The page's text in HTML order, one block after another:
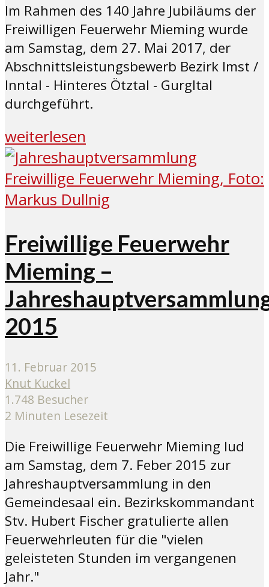
Im Rahmen des 140 Jahre Jubiläums der
Freiwilligen Feuerwehr Mieming wurde
am Samstag, dem 27. Mai 2017, der
Abschnittsleistungsbewerb Bezirk Imst /
Inntal - Hinteres Ötztal - Gurgltal
durchgeführt.
weiterlesen
Freiwillige Feuerwehr
Mieming –
2015
11. Februar 2015
Knut Kuckel
1.748 Besucher
2 Minuten Lesezeit
Die Freiwillige Feuerwehr Mieming lud
am Samstag, dem 7. Feber 2015 zur
Jahreshauptversammlung in den
Gemeindesaal ein. Bezirkskommandant
Stv. Hubert Fischer gratulierte allen
Feuerwehrleuten für die "vielen
geleisteten Stunden im vergangenen
Jahr."